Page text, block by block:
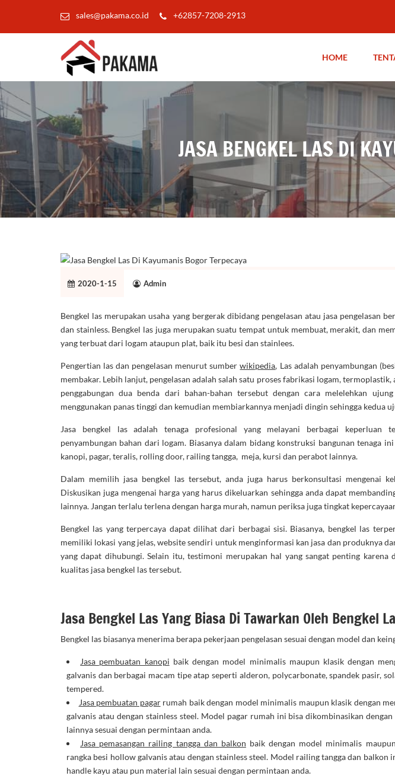
sales@pakama.co.id +62857-7208-2913
HOME
JASA BENGKEL LAS DI
2020-1-15 Admin
Bengkel las merupakan usaha yang bergerak dibidang pengelasan atau jasa pengelasan
dan stainless. Bengkel las juga merupakan suatu tempat untuk membuat, merakit, dan
yang terbuat dari logam ataupun plat, baik itu besi dan stainlees.
Pengertian las dan pengelasan menurut sumberwikipedia, Las adalah penyambungan
membakar. Lebih lanjut, pengelasan adalah salah satu proses fabrikasi logam, termoplastik,
penggabungan dua benda dari bahan-bahan tersebut dengan cara melelehkan
menggunakan panas tinggi dan kemudian membiarkannya menjadi dingin sehingga kedua
Jasa bengkel las adalah tenaga profesional yang melayani berbagai keperluan
penyambungan bahan dari logam. Biasanya dalam bidang konstruksi bangunan tenaga
kanopi, pagar, teralis, rolling door, railing tangga, meja, kursi dan perabot lainnya.
Dalam memilih jasa bengkel las tersebut, anda juga harus berkonsultasi mengenai
Diskusikan juga mengenai harga yang harus dikeluarkan sehingga anda dapat
lainnya. Jangan terlalu terlena dengan harga murah, namun periksa juga tingkat
Bengkel las yang terpercaya dapat dilihat dari berbagai sisi. Biasanya, bengkel las
memiliki lokasi yang jelas, website sendiri untuk menginformasi kan jasa dan produknya
yang dapat dihubungi. Selain itu, testimoni merupakan hal yang sangat penting
kualitas jasa bengkel las tersebut.
Jasa Bengkel Las Yang Biasa Di Tawarkan Oleh Bengkel
Bengkel las biasanya menerima berapa pekerjaan pengelasan sesuai dengan model dan
Jasa pembuatan kanopi baik dengan model minimalis maupun klasik dengan
galvanis dan berbagai macam tipe atap seperti alderon, polycarbonate, spandek pasir,
tempered.
Jasa pembuatan pagarrumah baik dengan model minimalis maupun klasik dengan
galvanis atau dengan stainless steel. Model pagar rumah ini bisa dikombinasikan
lainnya sesuai dengan permintaan anda.
Jasa pemasangan railing tangga dan balkon baik dengan model minimalis
rangka besi hollow galvanis atau dengan stainless steel. Model railing tangga dan balkon
handle kayu atau pun material lain sesuai dengan permintaan anda.